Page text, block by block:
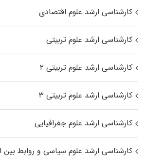
کارشناسی ارشد علوم اقتصادی
کارشناسی ارشد علوم تربیتی
کارشناسی ارشد علوم تربیتی ۲
کارشناسی ارشد علوم تربیتی ۳
کارشناسی ارشد علوم جغرافیایی
کارشناسی ارشد علوم سیاسی و روابط بین